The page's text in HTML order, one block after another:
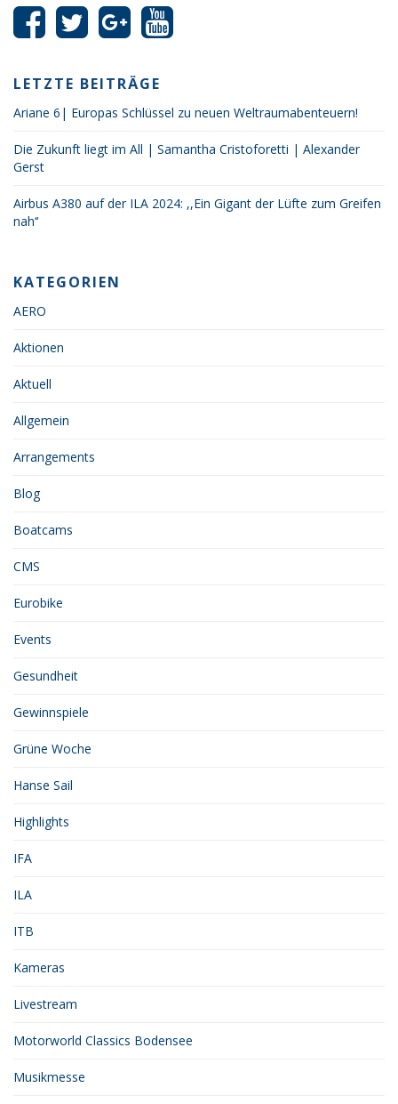
LETZTE BEITRÄGE
Ariane 6| Europas Schlüssel zu neuen Weltraumabenteuern!
Die Zukunft liegt im All | Samantha Cristoforetti | Alexander
Gerst
Airbus A380 auf der ILA 2024: ,,Ein Gigant der Lüfte zum Greifen
nah‘‘
KATEGORIEN
AERO
Aktionen
Aktuell
Allgemein
Arrangements
Blog
Boatcams
CMS
Eurobike
Events
Gesundheit
Gewinnspiele
Grüne Woche
Hanse Sail
Highlights
IFA
ILA
ITB
Kameras
Livestream
Motorworld Classics Bodensee
Musikmesse